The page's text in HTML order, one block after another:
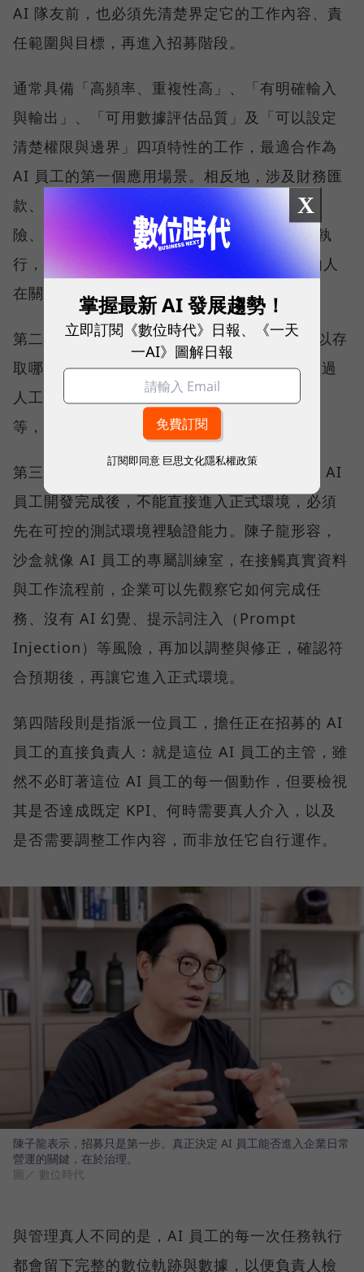
AI 隊友前，也必須先清楚界定它的工作內容、責
任範圍與目標，再進入招募階段。
通常具備「高頻率、重複性高」、「有明確輸入
與輸出」、「可用數據評估品質」及「可以設定
清楚權限與邊界」四項特性的工作，最適合作為
AI 員工的第一個應用場景。相反地，涉及財務匯
款、人際互動、情感信任，或美感判斷等高風
險、難以標準化的工作，則不應完全交由 AI 執
行，而應保留 Human in the Loop 機制，由人
在關鍵節點負責把關與決策。
第二階段則是設定權限邊界，包括 AI 員工可以存
取哪些資料、串接哪些系統、哪些動作必須經過
人工核准、產出結果是草稿還是可以直接上線
等，避免因權限設定不清而超出職責範圍。
第三階段是進入沙盒（Sandbox）環境測試，AI
員工開發完成後，不能直接進入正式環境，必須
先在可控的測試環境裡驗證能力。陳子龍形容，
沙盒就像 AI 員工的專屬訓練室，在接觸真實資料
與工作流程前，企業可以先觀察它如何完成任
務、沒有 AI 幻覺、提示詞注入（Prompt
Injection）等風險，再加以調整與修正，確認符
合預期後，再讓它進入正式環境。
第四階段則是指派一位員工，擔任正在招募的 AI
員工的直接負責人：就是這位 AI 員工的主管，雖
然不必盯著這位 AI 員工的每一個動作，但要檢視
其是否達成既定 KPI、何時需要真人介入，以及
是否需要調整工作內容，而非放任它自行運作。
陳子龍表示，招募只是第一步。真正決定 AI 員工能否進入企業日常
營運的關鍵，在於治理。
圖／ 數位時代
與管理真人不同的是，AI 員工的每一次任務執行
都會留下完整的數位軌跡與數據，以便負責人檢
X
掌握最新 AI 發展趨勢！
立即訂閱《數位時代》日報、《一天
一AI》圖解日報
訂閱即同意 巨思文化隱私權政策